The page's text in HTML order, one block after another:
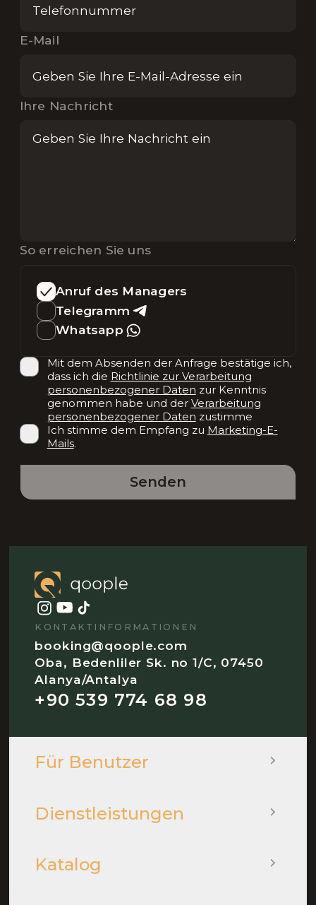
E-Mail
Ihre Nachricht
So erreichen Sie uns
Anruf des Managers
Telegramm
Whatsapp
Mit dem Absenden der Anfrage bestätige ich,
dass ich die Richtlinie zur Verarbeitung
personenbezogener Daten zur Kenntnis
genommen habe und der Verarbeitung
personenbezogener Daten zustimme
Ich stimme dem Empfang zu Marketing-E-
Mails.
Senden
KONTAKTINFORMATIONEN
booking@qoople.com
Oba, Bedenliler Sk. no 1/C, 07450
Alanya/Antalya
+90 539 774 68 98
Für Benutzer
Dienstleistungen
Katalog